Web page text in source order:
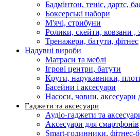
Бадмінтон, теніс, дартс,
Боксерські набори
М'ячі, стрибуни
Ролики, скейти, ковзани ,
Тренажери, батути, фітнес
Надувні вироби
Матраси та меблі
Ігрові центри, батути
Круги, нарукавники,
Басейни і аксесуари
Насоси, човни, аксесуари
Гаджети та аксесуари
Аудіо-гаджети та
Аксесуари для смартфонів
Smart-годинники, фітнес-